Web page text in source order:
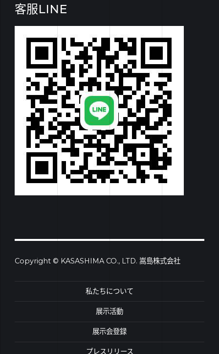
客服LINE
Copyright © KASASHIMA CO., LTD. 嵩島株式会社
私たちについて
展示活動
展示会登録
プレスリリース